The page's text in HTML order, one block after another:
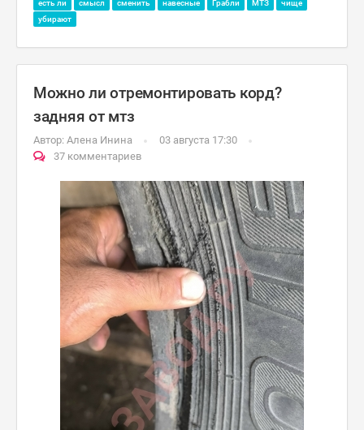
есть ли смысл сменить навесные Грабли МТЗ
чище
убирают
Можно ли отремонтировать корд?
задняя от мтз
Автор: Алена Инина
03 августа 17:30
37 комментариев